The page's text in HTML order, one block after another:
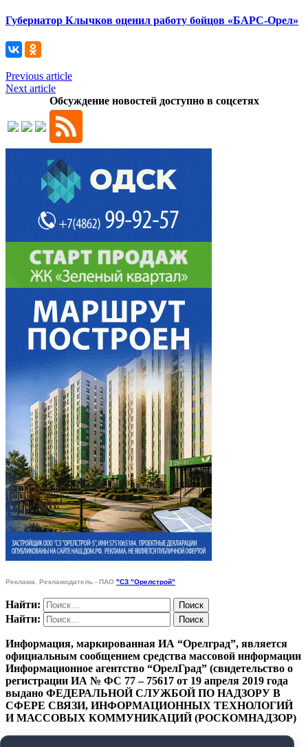
Губернатор Клычков оценил работу бойцов «БАРС-Орел»
Previous article
Next article
Обсуждение новостей доступно в соцсетях
Реклама. Рекламодатель - ПАО "СЗ "Орелстрой"
Найти:
Найти:
Информация, маркированная ИА “Орелград”, является
официальным сообщением средства массовой информации
Информационное агентство “ОрелГрад” (свидетельство о
регистрации ИА № ФС 77 – 75617 от 19 апреля 2019 года
выдано ФЕДЕРАЛЬНОЙ СЛУЖБОЙ ПО НАДЗОРУ В
СФЕРЕ СВЯЗИ, ИНФОРМАЦИОННЫХ ТЕХНОЛОГИЙ
И МАССОВЫХ КОММУНИКАЦИЙ (РОСКОМНАДЗОР)